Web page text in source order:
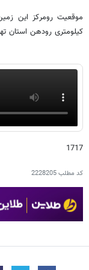
کیلومتری رودهن استان
1717
کد مطلب2228205